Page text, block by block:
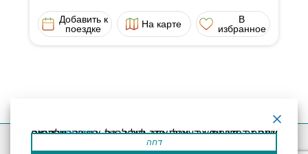
Добавить к
поездке
На карте
В
избранное
Правила пользования
אתר זה משתמש בעוגיות כדי לשפר את החוויה שלך.נניח שאתה בסדר עם זה, אבל אתה יכול לבטל את הסכמתך אם תרצה. קרא עוד
דחה